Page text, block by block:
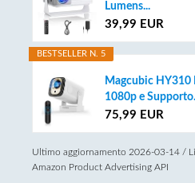
Lumens...
39,99 EUR
BESTSELLER N. 5
Magcubic
1080p e
75,99 EUR
Ultimo aggiornamento 2026-03-14 /
Amazon Product Advertising API